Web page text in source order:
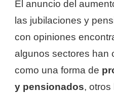
El anuncio del
las jubilaciones y
con opiniones
algunos sectores han
como una forma de
y pensionados, otros